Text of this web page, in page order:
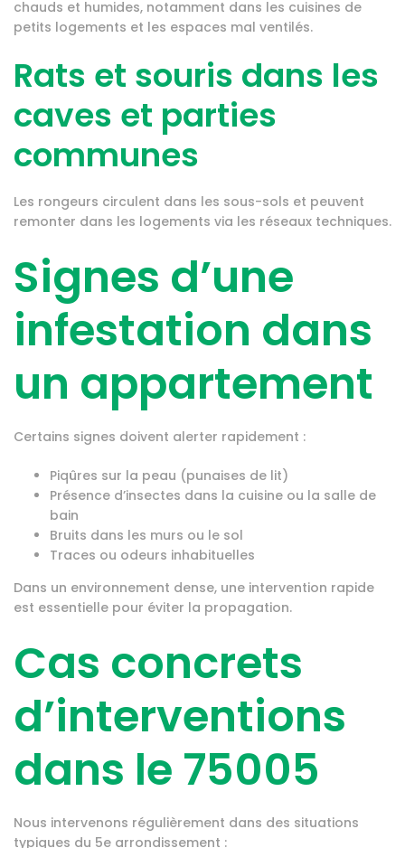
chauds et humides, notamment dans les cuisines de
petits logements et les espaces mal ventilés.
Rats et souris dans les
caves et parties
communes
Les rongeurs circulent dans les sous-sols et peuvent
remonter dans les logements via les réseaux techniques.
Signes d’une
infestation dans
un appartement
Certains signes doivent alerter rapidement :
Piqûres sur la peau (punaises de lit)
Présence d’insectes dans la cuisine ou la salle de
bain
Bruits dans les murs ou le sol
Traces ou odeurs inhabituelles
Dans un environnement dense, une intervention rapide
est essentielle pour éviter la propagation.
Cas concrets
d’interventions
dans le 75005
Nous intervenons régulièrement dans des situations
typiques du 5e arrondissement :